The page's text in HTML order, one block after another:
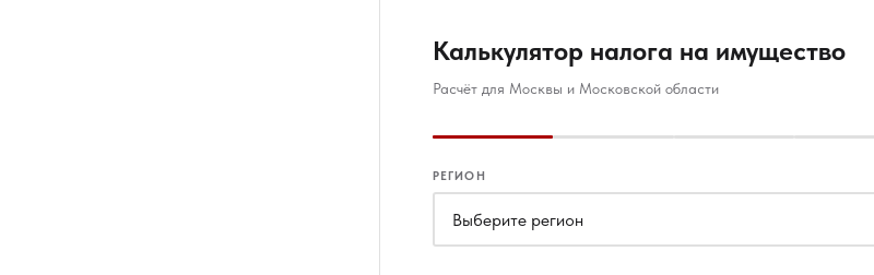
Калькулятор налога на имущество
Расчёт для Москвы и Московской области
РЕГИОН